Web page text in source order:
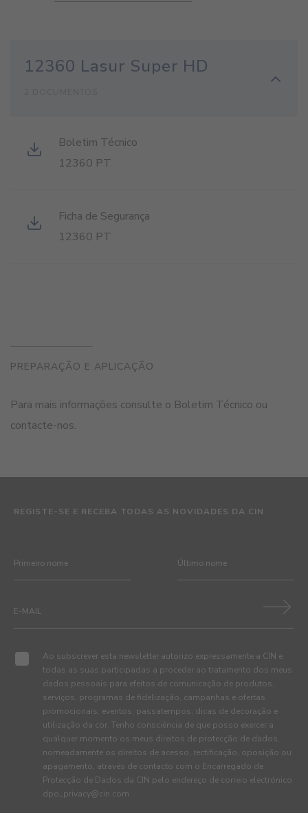
12360 Lasur Super HD
Boletim Técnico
12360 PT
Ficha de Segurança
12360 PT
PREPARAÇÃO E APLICAÇÃO
Para mais informações consulte o Boletim Técnico ou
contacte-nos.
REGISTE-SE E RECEBA TODAS AS NOVIDADES DA CIN
Ao subscrever esta newsletter autorizo expressamente a CIN e
todas as suas participadas a proceder ao tratamento dos meus
dados pessoais para efeitos de comunicação de produtos,
serviços, programas de fidelização, campanhas e ofertas
promocionais, eventos, passatempos, dicas de decoração e
utilização da cor. Tenho consciência de que posso exercer a
qualquer momento os meus direitos de protecção de dados,
nomeadamente os direitos de acesso, rectificação, oposição ou
apagamento, através de contacto com o Encarregado de
Protecção de Dados da CIN pelo endereço de correio electrónico
dpo_privacy@cin.com